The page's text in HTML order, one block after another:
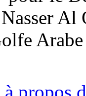
Al
à propos